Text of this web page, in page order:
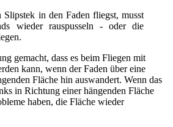
Slipstek in den Faden fliegst, musst
wieder rauspusseln - oder die
gemacht, dass es beim Fliegen mit
kann, wenn der Faden über eine
Fläche hin auswandert. Wenn das
in Richtung einer hängenden Fläche
haben, die Fläche wieder